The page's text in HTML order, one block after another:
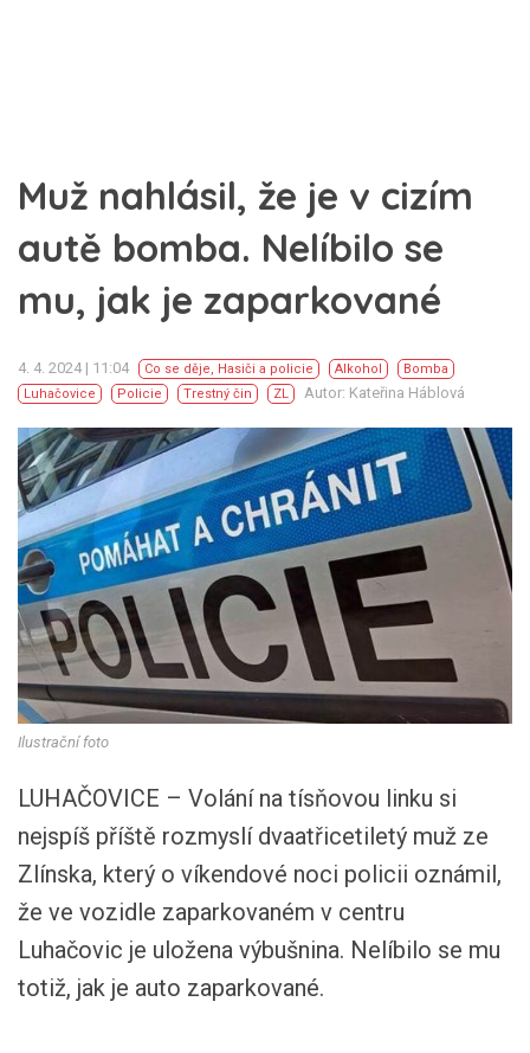
Muž nahlásil, že je v cizím
autě bomba. Nelíbilo se
mu, jak je zaparkované
4. 4. 2024 | 11:04 Co se děje, Hasiči a policie Alkohol
Bomba
Luhačovice
Policie Trestný čin ZL Autor: Kateřina Háblová
Ilustrační foto
LUHAČOVICE – Volání na tísňovou linku si
nejspíš příště rozmyslí dvaatřicetiletý muž ze
Zlínska, který o víkendové noci policii oznámil,
že ve vozidle zaparkovaném v centru
Luhačovic je uložena výbušnina. Nelíbilo se mu
totiž, jak je auto zaparkované.